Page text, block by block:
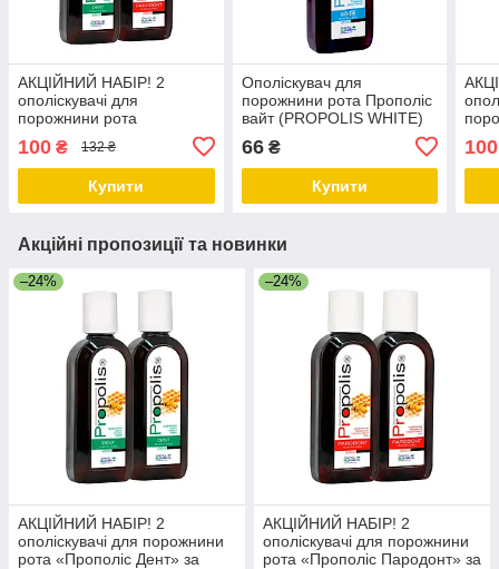
АКЦІЙНИЙ НАБІР! 2
ополіскувачі для
порожнини рота
«Прополіс Пародонт» за
ЗНИЖЕНОЮ ЦІНОЮ
100 ₴ 132 ₴
Купити
Ополіскувач для
порожнини рота Прополіс
вайт (PROPOLIS WHITЕ)
66₴
Купити
100
Акційні пропозиції та новинки
–24%
АКЦІЙНИЙ НАБІР! 2
ополіскувачі для порожнини
рота «Прополіс Дент» за
–24%
АКЦІЙНИЙ НАБІР! 2
ополіскувачі для порожнини
рота «Прополіс Пародонт» за